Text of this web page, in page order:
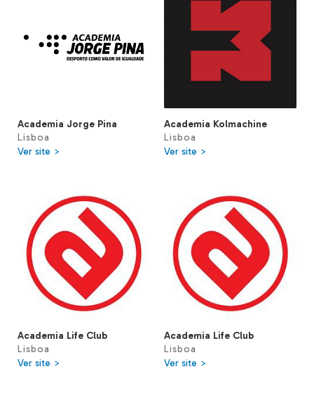
Academia Jorge Pina
Lisboa
Ver site >
Academia Kolmachine
Lisboa
Ver site >
Academia Life Club
Lisboa
Ver site >
Academia Life Club
Lisboa
Ver site >